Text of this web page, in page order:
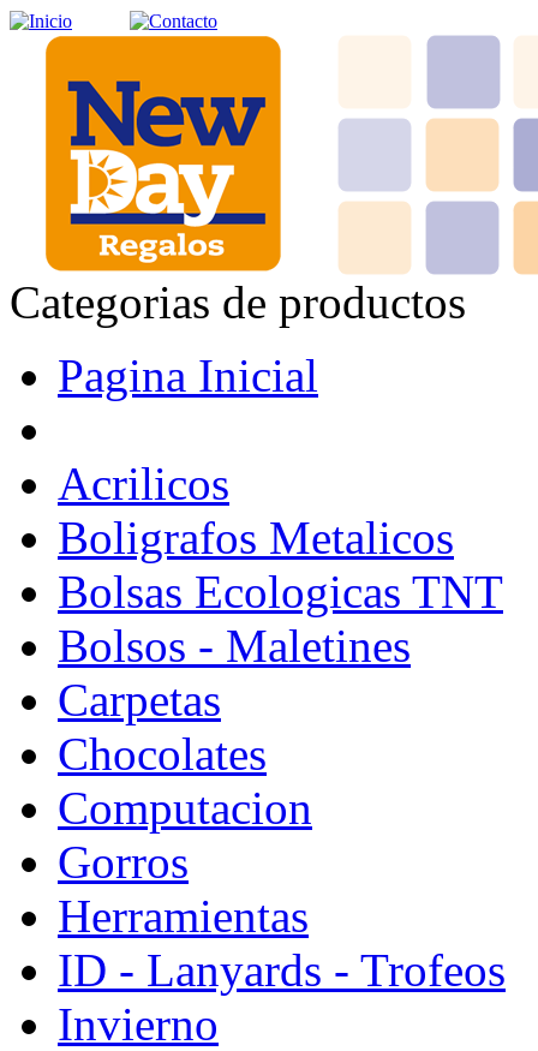
Categorias de productos
Pagina Inicial
Acrilicos
Boligrafos Metalicos
Bolsas Ecologicas TNT
Bolsos - Maletines
Carpetas
Chocolates
Computacion
Gorros
Herramientas
ID - Lanyards - Trofeos
Invierno